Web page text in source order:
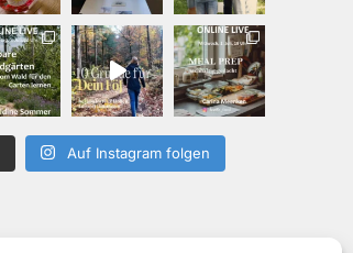
Auf Instagram folgen